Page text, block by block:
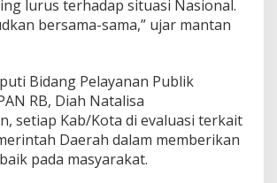
a
P
e
a
y
a
lurus terhadap situasi Nasional.
bersama-sama,” ujar mantan
Bidang Pelayanan Publik
RB, Diah Natalisa
setiap Kab/Kota di evaluasi terkait
Daerah dalam memberikan
pada masyarakat.